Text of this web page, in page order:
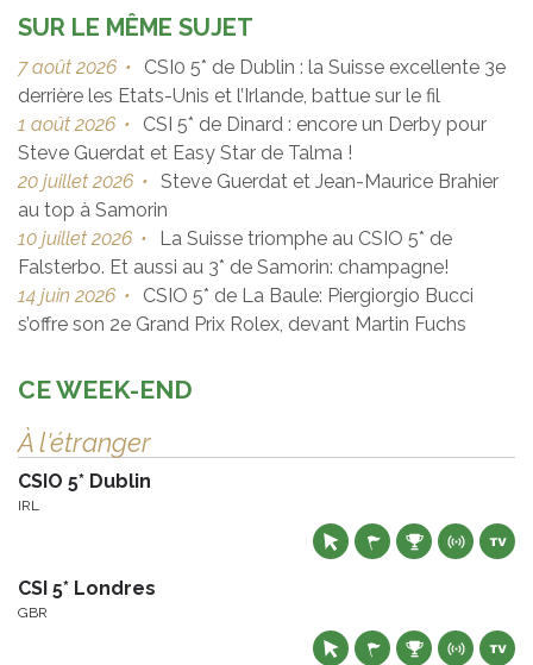
SUR LE MÊME SUJET
7 août 2026 •
CSI0 5* de Dublin : la Suisse excellente 3e
derrière les Etats-Unis et l’Irlande, battue sur le fil
1 août 2026 •
CSI 5* de Dinard : encore un Derby pour
Steve Guerdat et Easy Star de Talma !
20 juillet 2026 • Steve Guerdat et Jean-Maurice Brahier
au top à Samorin
10 juillet 2026 •
La Suisse triomphe au CSIO 5* de
Falsterbo. Et aussi au 3* de Samorin: champagne!
14 juin 2026 •
CSIO 5* de La Baule: Piergiorgio Bucci
s’offre son 2e Grand Prix Rolex, devant Martin Fuchs
CE WEEK-END
À l'étranger
CSIO 5* Dublin
IRL
CSI 5* Londres
GBR